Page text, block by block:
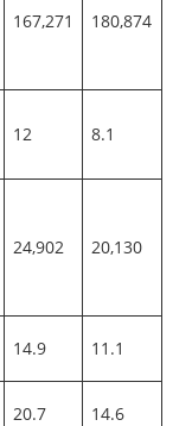
167,271 180,874
12 8.1
24,902 20,130
14.9 11.1
20.7 14.6